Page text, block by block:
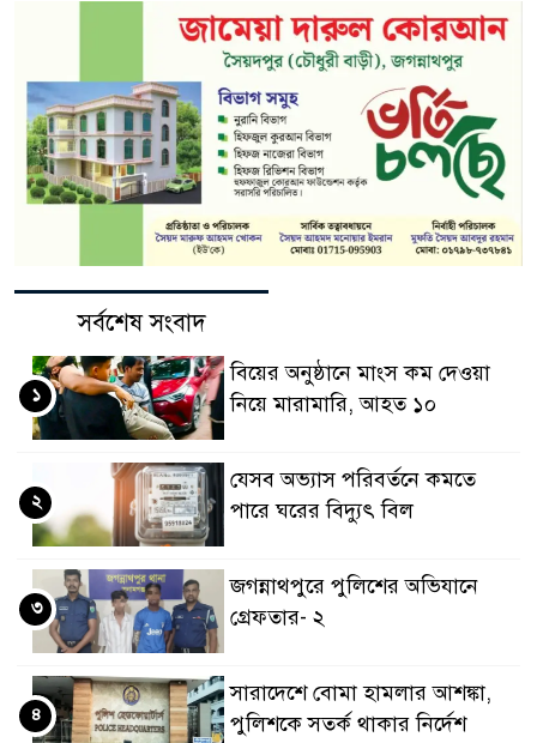
সর্বশেষ সংবাদ
বিয়ের অনুষ্ঠানে মাংস কম দেওয়া
নিয়ে মারামারি, আহত ১০
১
যেসব অভ্যাস পরিবর্তনে কমতে
পারে ঘরের বিদ্যুৎ বিল
২
জগন্নাথপুরে পুলিশের অভিযানে
গ্রেফতার- ২
৩
সারাদেশে বোমা হামলার আশঙ্কা,
পুলিশকে সতর্ক থাকার নির্দেশ
৪